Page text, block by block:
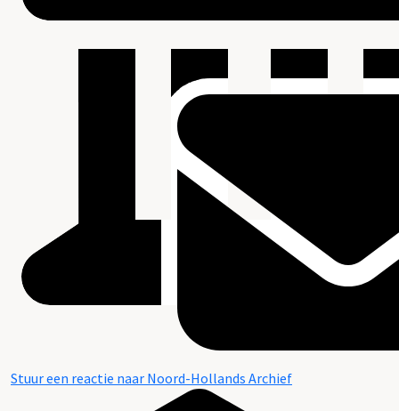
Stuur een reactie naar Noord-Hollands Archief